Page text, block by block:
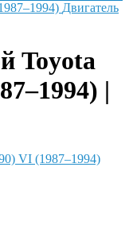
Двигатель
Toyota
|